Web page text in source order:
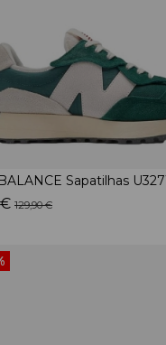
Sapatilhas
129,90 €